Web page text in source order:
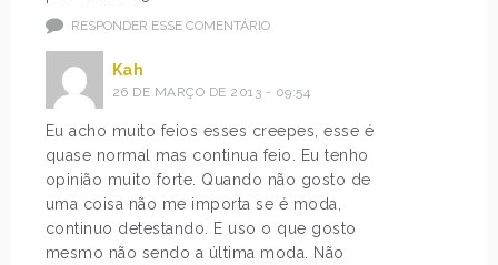
RESPONDER ESSE COMENTÁRIO
Kah
26 DE MARÇO DE 2013 - 09:54
Eu acho muito feios esses creepes, esse é
quase normal mas continua feio. Eu tenho
opinião muito forte. Quando não gosto de
uma coisa não me importa se é moda,
continuo detestando. E uso o que gosto
mesmo não sendo a última moda. Não